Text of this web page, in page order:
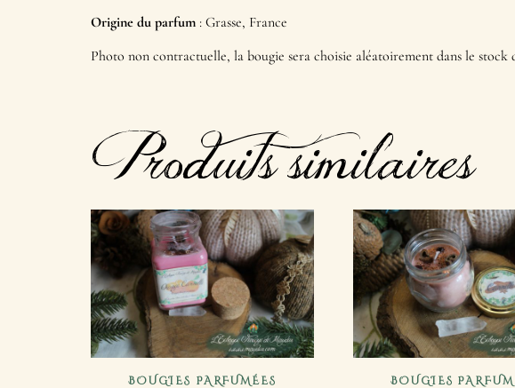
Origine du parfum : Grasse, France
Photo non contractuelle, la bougie sera choisie aléatoirement dans le
Produits similaires
BOUGIES PARFUMÉES BOUGIES